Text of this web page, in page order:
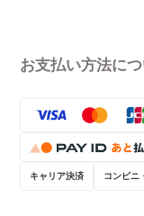
お支払い方法に
キャリア決済 コンビニ